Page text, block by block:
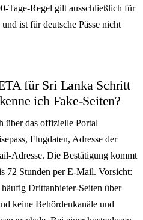
Tage-Regel gilt ausschließlich für
ist für deutsche Pässe nicht
für Sri Lanka Schritt
ich Fake-Seiten?
über das offizielle Portal
Flugdaten, Adresse der
Adresse. Die Bestätigung kommt
72 Stunden per E-Mail. Vorsicht:
Drittanbieter-Seiten über
keine Behördenkanäle und